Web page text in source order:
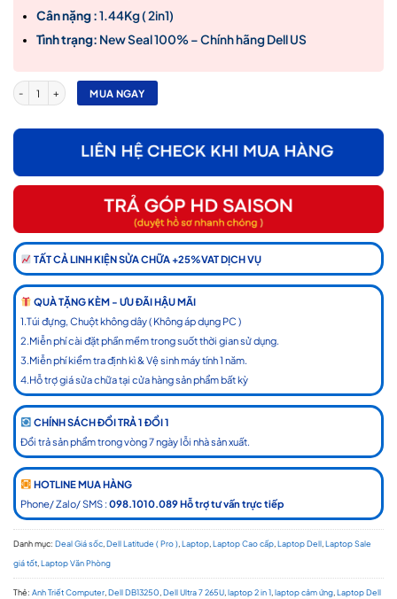
Cân nặng :1.44Kg ( 2in1)
Tình trạng: New Seal 100% – Chính hãng Dell US
Dell Pro 13 Plus DB13250 2-in-1 Ultra 7 265U/ 32GB RAM/ 256GB SSD/ 13.3 FHD Touch
MUA NGAY
TẤT CẢ LINH KIỆN SỬA CHỮA +25%VAT DỊCH VỤ
QUÀ TẶNG KÈM - ƯU ĐÃI HẬU MÃI
1.Túi đựng, Chuột không dây ( Không áp dụng PC )
2.Miễn phí cài đặt phần mềm trong suốt thời gian sử dụng.
3.Miễn phí kiểm tra định kì & Vệ sinh máy tính 1 năm.
4.Hỗ trợ giá sửa chữa tại cửa hàng sản phẩm bất kỳ
CHÍNH SÁCH ĐỔI TRẢ 1 ĐỔI 1
Đổi trả sản phẩm trong vòng 7 ngày lỗi nhà sản xuất.
HOTLINE MUA HÀNG
Phone/ Zalo/ SMS : 098.1010.089 Hỗ trợ tư vấn trực tiếp
Danh mục: Deal Giá sốc Dell Latitude ( Pro ) Laptop Laptop Cao cấp Laptop Dell Laptop Sale
giá tốt Laptop Văn Phòng
Thẻ: Anh Triết Computer Dell DB13250 Dell Ultra 7 265U laptop 2 in 1 laptop cảm ứng Laptop Dell